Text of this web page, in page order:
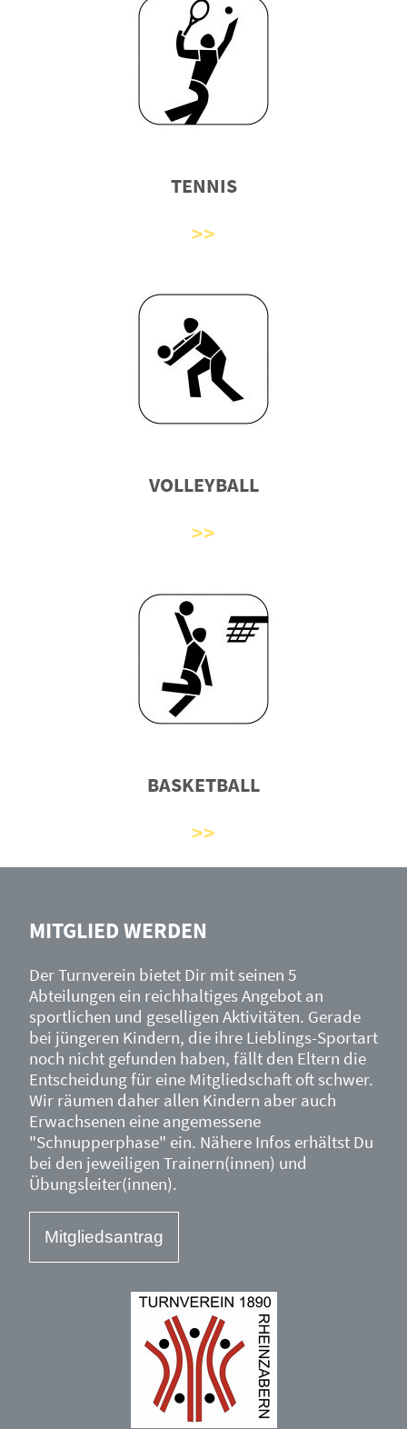
TENNIS
VOLLEYBALL
BASKETBALL
MITGLIED WERDEN
Der Turnverein bietet Dir mit seinen 5
Abteilungen ein reichhaltiges Angebot an
sportlichen und geselligen Aktivitäten. Gerade
bei jüngeren Kindern, die ihre Lieblings-Sportart
noch nicht gefunden haben, fällt den Eltern die
Entscheidung für eine Mitgliedschaft oft schwer.
Wir räumen daher allen Kindern aber auch
Erwachsenen eine angemessene
"Schnupperphase" ein. Nähere Infos erhältst Du
bei den jeweiligen Trainern(innen) und
Übungsleiter(innen).
Mitgliedsantrag